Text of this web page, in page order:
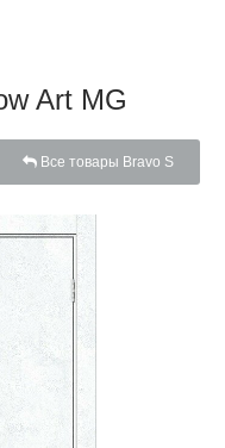
Art MG
Все товары Bravo S